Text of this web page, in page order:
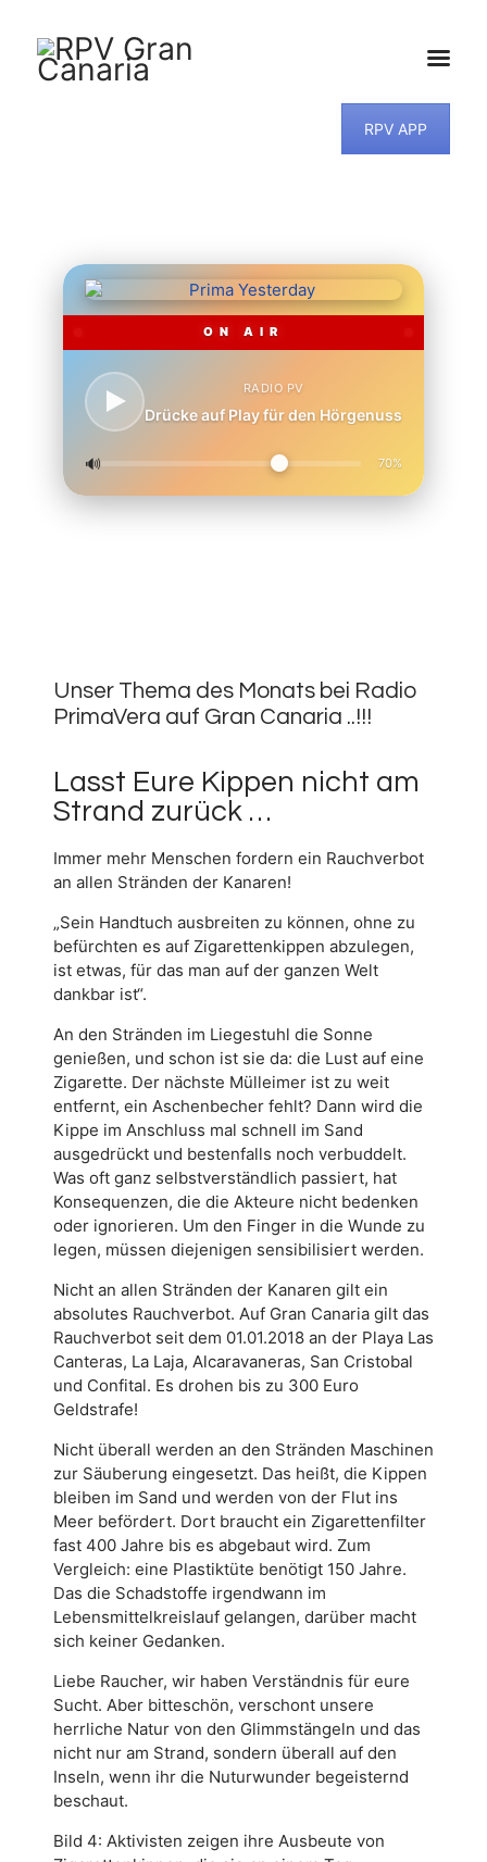
RPV APP
ON AIR
RADIO PV
Drücke auf Play für den Hörgenuss
🔊 70%
MUSIKWUNSCH
Unser Thema des Monats bei Radio
PrimaVera auf Gran Canaria ..!!!
Lasst Eure Kippen nicht am
Strand zurück …
Immer mehr Menschen fordern ein Rauchverbot
an allen Stränden der Kanaren!
„Sein Handtuch ausbreiten zu können, ohne zu
befürchten es auf Zigarettenkippen abzulegen,
ist etwas, für das man auf der ganzen Welt
dankbar ist“.
An den Stränden im Liegestuhl die Sonne
genießen, und schon ist sie da: die Lust auf eine
Zigarette. Der nächste Mülleimer ist zu weit
entfernt, ein Aschenbecher fehlt? Dann wird die
Kippe im Anschluss mal schnell im Sand
ausgedrückt und bestenfalls noch verbuddelt.
Was oft ganz selbstverständlich passiert, hat
Konsequenzen, die die Akteure nicht bedenken
oder ignorieren. Um den Finger in die Wunde zu
legen, müssen diejenigen sensibilisiert werden.
Nicht an allen Stränden der Kanaren gilt ein
absolutes Rauchverbot. Auf Gran Canaria gilt das
Rauchverbot seit dem 01.01.2018 an der Playa Las
Canteras, La Laja, Alcaravaneras, San Cristobal
und Confital. Es drohen bis zu 300 Euro
Geldstrafe!
Nicht überall werden an den Stränden Maschinen
zur Säuberung eingesetzt. Das heißt, die Kippen
bleiben im Sand und werden von der Flut ins
Meer befördert. Dort braucht ein Zigarettenfilter
fast 400 Jahre bis es abgebaut wird. Zum
Vergleich: eine Plastiktüte benötigt 150 Jahre.
Das die Schadstoffe irgendwann im
Lebensmittelkreislauf gelangen, darüber macht
sich keiner Gedanken.
Liebe Raucher, wir haben Verständnis für eure
Sucht. Aber bitteschön, verschont unsere
herrliche Natur von den Glimmstängeln und das
nicht nur am Strand, sondern überall auf den
Inseln, wenn ihr die Nuturwunder begeisternd
beschaut.
Bild 4: Aktivisten zeigen ihre Ausbeute von